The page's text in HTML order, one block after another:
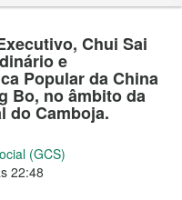
Chui Sai
e
Popular da China
Bo, no âmbito da
do Camboja.
(GCS)
22:48